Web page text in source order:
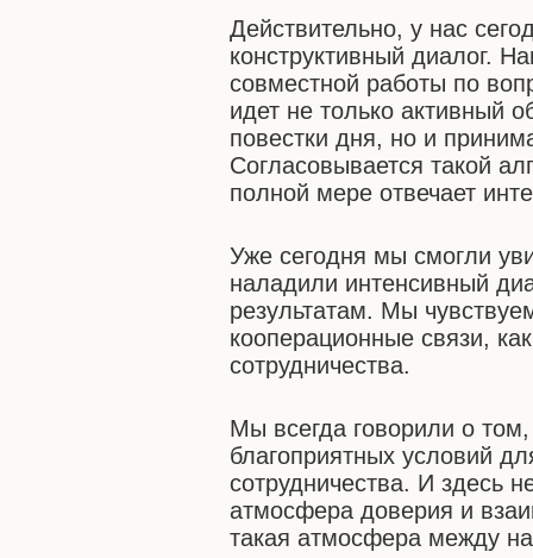
Действительно, у нас
конструктивный диалог.
совместной работы по
идет не только активный
повестки дня, но и
Согласовывается такой
полной мере отвечает
Уже сегодня мы смогли
наладили интенсивный
результатам. Мы
кооперационные связи,
сотрудничества.
Мы всегда говорили о
благоприятных условий
сотрудничества. И здесь
атмосфера доверия и
такая атмосфера между